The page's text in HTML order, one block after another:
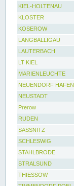
KIEL-HOLTENAU
KLOSTER
KOSEROW
LANGBALLIGAU
LAUTERBACH
LT KIEL
MARIENLEUCHTE
NEUENDORF HAFEN
NEUSTADT
Prerow
RUDEN
SASSNITZ
SCHLESWIG
STAHLBRODE
STRALSUND
THIESSOW